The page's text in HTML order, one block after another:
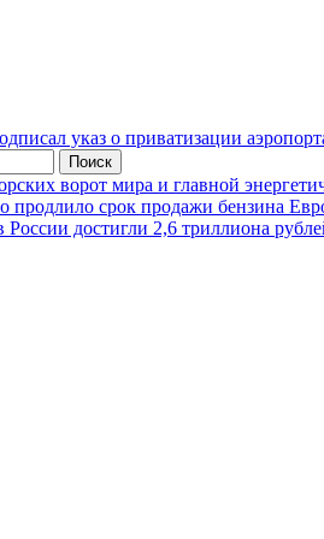
указ о приватизации
Поиск
ворот мира и главной
продлило срок продажи бензина
достигли 2,6 триллиона